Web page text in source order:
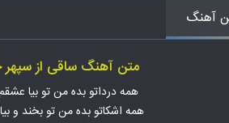
آهنگ
متن آهنگ ساقی از
همه درداتو بده من تو بیا
همه اشکاتو بده من تو بخند و